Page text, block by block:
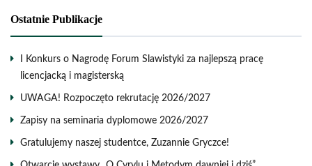
Ostatnie Publikacje
I Konkurs o Nagrodę Forum Slawistyki za najlepszą pracę
licencjacką i magisterską
UWAGA! Rozpoczęto rekrutację 2026/2027
Zapisy na seminaria dyplomowe 2026/2027
Gratulujemy naszej studentce, Zuzannie Gryczce!